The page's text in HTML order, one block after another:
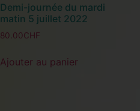
Demi-journée du mardi
matin 5 juillet 2022
80.00CHF
Ajouter au panier